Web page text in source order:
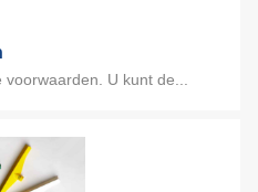
U kunt de...